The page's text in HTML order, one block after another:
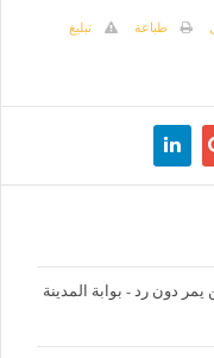
طباعة
تبليغ
دون رد - بوابة المدينة